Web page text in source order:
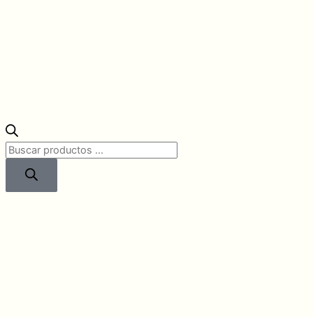
Búsqueda
productos